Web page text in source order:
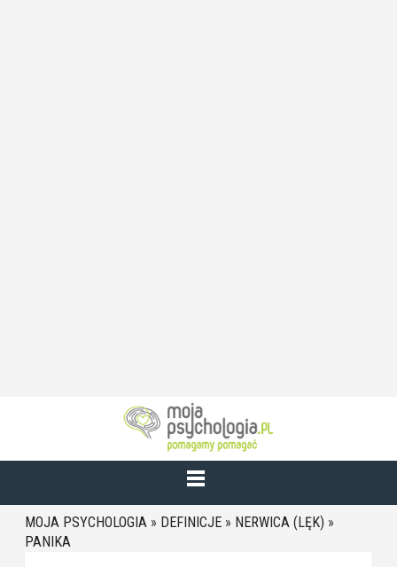
MOJA PSYCHOLOGIA » DEFINICJE » NERWICA (LĘK) »
PANIKA